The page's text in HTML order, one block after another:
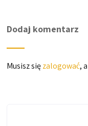
Dodaj komentarz
Musisz sięzalogować,